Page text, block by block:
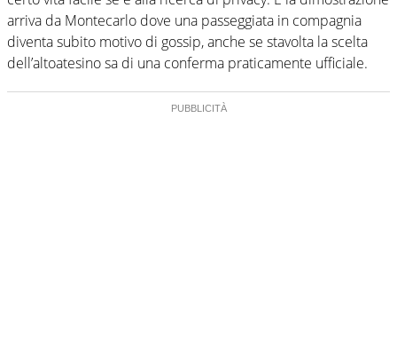
arriva da Montecarlo dove una passeggiata in compagnia
diventa subito motivo di gossip, anche se stavolta la scelta
dell’altoatesino sa di una conferma praticamente ufficiale.